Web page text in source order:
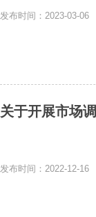
发布时间：2023-03-06
关于开展市场
发布时间：2022-12-16